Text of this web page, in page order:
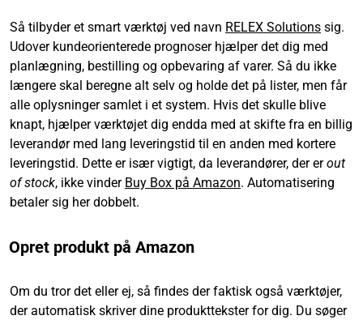
Så tilbyder et smart værktøj ved navn RELEX Solutions sig.
Udover kundeorienterede prognoser hjælper det dig med
planlægning, bestilling og opbevaring af varer. Så du ikke
længere skal beregne alt selv og holde det på lister, men får
alle oplysninger samlet i et system. Hvis det skulle blive
knapt, hjælper værktøjet dig endda med at skifte fra en billig
leverandør med lang leveringstid til en anden med kortere
leveringstid. Dette er især vigtigt, da leverandører, der erout
of stock, ikke vinder Buy Box på Amazon. Automatisering
betaler sig her dobbelt.
Opret produkt på Amazon
Om du tror det eller ej, så findes der faktisk også værktøjer,
der automatisk skriver dine produkttekster for dig. Du søger